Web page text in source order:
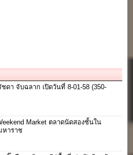
ดา จับฉลาก เปิดวันที่ 8-01-58 (350-
Market ตลาดนัดสองชั้นใน
หาราช